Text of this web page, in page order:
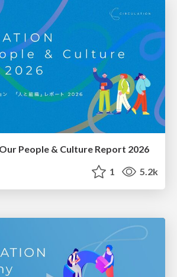
People & Culture Report 2026
1 5.2k